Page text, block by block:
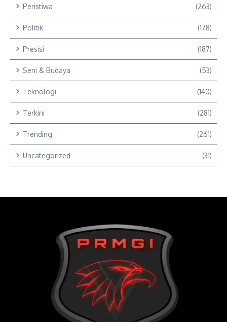
Peristiwa (263)
Politik (178)
Presisi (187)
Seni & Budaya (53)
Teknologi (140)
Terkini (281)
Trending (261)
Uncategorized (31)